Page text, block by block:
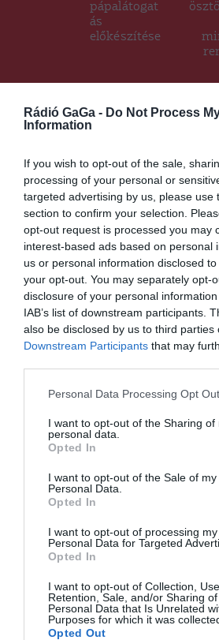
Rádió GaGa - Do Not Process
Information
If you wish to opt-out of the sale,
processing of your personal or
targeted advertising by us, please use
section to confirm your selection.
opt-out request is processed you may
interest-based ads based on personal
us or personal information disclosed
your opt-out. You may separately opt-
disclosure of your personal
IAB’s list of downstream participants.
also be disclosed by us to third parties
Downstream Participants that may
Personal Data Processing Opt
I want to opt-out of the Sharing of
personal data.
Opted In
I want to opt-out of the Sale of my
Personal Data.
Opted In
I want to opt-out of processing my
Personal Data for Targeted
Opted In
I want to opt-out of Collection, Use,
Retention, Sale, and/or Sharing
Personal Data that Is Unrelated
Purposes for which it was
Opted Out
pápalátogat
ás
előkészítése
Ez is érdekelheti
HÍRLISTA
Átoltottság:
sereghajtók között
HÍRLISTA
Szeretnék
véleményét
Keresés: